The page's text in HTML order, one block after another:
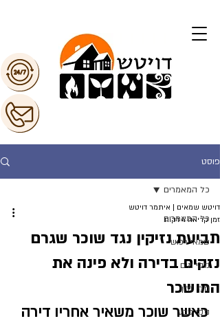
פוסט
כל המאמרים
שמאי רכוש
נזקי מים
נזקי זדון
נזקי טבע
כל המאמרים
תביעת נזיקין נגד שוכר שגרם
נזקים בדירה ולא פינה את
המושכר
דויטש שמאים | איתמר דויטש
זמן קריאה 4 דקות
כאשר שוכר משאיר אחריו דירה